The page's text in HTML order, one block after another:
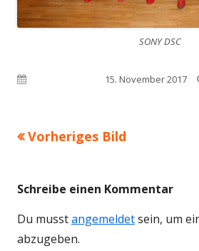
SONY DSC
15. November 2017
Vorheriges Bild
Schreibe einen Kommentar
Du musstangemeldetsein, um
abzugeben.